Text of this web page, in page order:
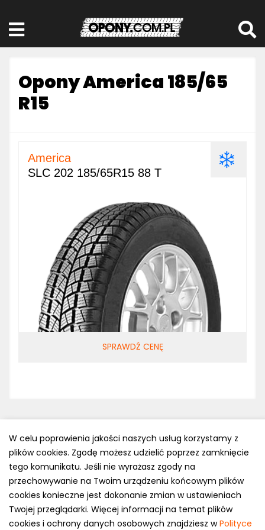
Opony America 185/65
R15
America
SLC 202 185/65R15 88 T
SPRAWDŹ CENĘ
Polityka prywatności
e-mail: kontakt@opony.com.pl
Copyright © 2000-2023 Opony.com.pl
W celu poprawienia jakości naszych usług korzystamy z
plików cookies. Zgodę możesz udzielić poprzez zamknięcie
tego komunikatu. Jeśli nie wyrażasz zgody na
przechowywanie na Twoim urządzeniu końcowym plików
cookies konieczne jest dokonanie zmian w ustawieniach
Twojej przeglądarki. Więcej informacji na temat plików
cookies i ochrony danych osobowych znajdziesz wPolityce